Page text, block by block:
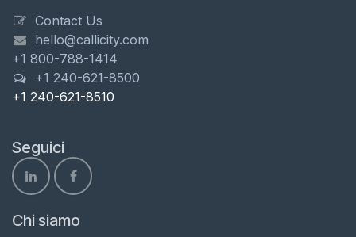
Contact Us
hello@callicity.com
+1 800-788-1414
+1 240-621-8500
+1 240-621-8510
Seguici
Chi siamo